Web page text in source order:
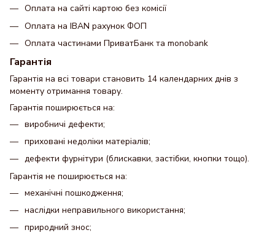
Оплата на сайті картою без комісії
Оплата на IBAN рахунок ФОП
Оплата частинами ПриватБанк та monobank
Гарантія
Гарантія на всі товари становить 14 календарних днів з
моменту отримання товару.
Гарантія поширюється на:
виробничі дефекти;
приховані недоліки матеріалів;
дефекти фурнітури (блискавки, застібки, кнопки тощо).
Гарантія не поширюється на:
механічні пошкодження;
наслідки неправильного використання;
природний знос;